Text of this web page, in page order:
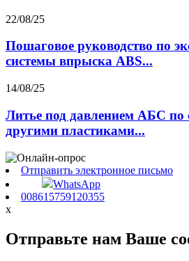
22/08/25
Пошаговое руководство по
системы впрыска ABS...
14/08/25
Литье под давлением АБС по
другими пластиками...
Отправить электронное письмо
WhatsApp
008615759120355
x
Отправьте нам Ваше